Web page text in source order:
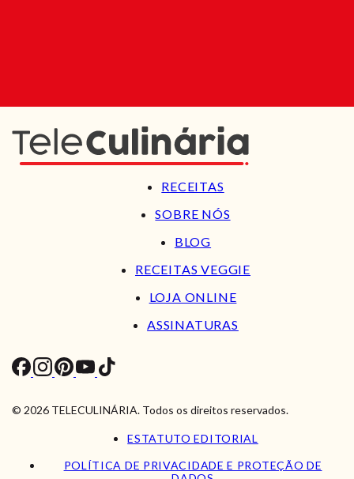
RECEITAS
SOBRE NÓS
BLOG
RECEITAS VEGGIE
LOJA ONLINE
ASSINATURAS
© 2026 TELECULINÁRIA. Todos os direitos reservados.
ESTATUTO EDITORIAL
POLÍTICA DE PRIVACIDADE E PROTEÇÃO DE